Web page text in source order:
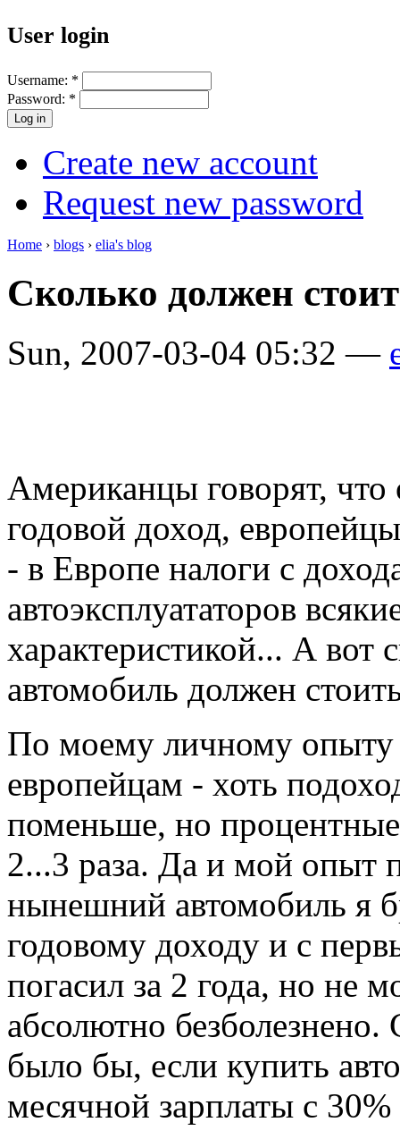
User login
Username: *
Password: *
Create new account
Request new password
Home › blogs › elia's blog
Сколько должен
Sun, 2007-03-04 05:32 —
Американцы говорят, что
годовой доход,
- в Европе налоги с
автоэксплуататоров
характеристикой... А вот
автомобиль должен
По моему личному
европейцам - хоть
поменьше, но
2...3 раза. Да и мой опыт
нынешний автомобиль я
годовому доходу и с
погасил за 2 года, но не
абсолютно безболезнено.
было бы, если купить
месячной зарплаты с